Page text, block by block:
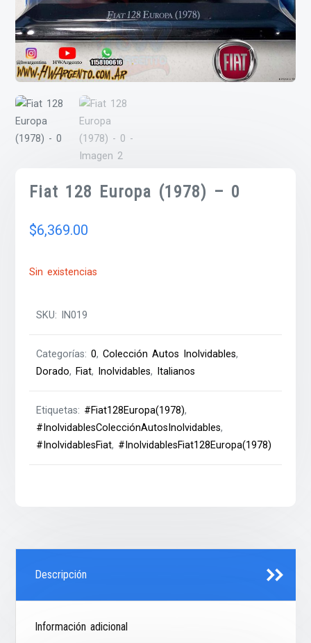
Fiat 128 Europa (1978) – 0
$6,369.00
Sin existencias
SKU: IN019
Categorías:0,Colección Autos Inolvidables,
Dorado, Fiat, Inolvidables, Italianos
Etiquetas: #Fiat128Europa(1978),
#InolvidablesColecciónAutosInolvidables,
#InolvidablesFiat, #InolvidablesFiat128Europa(1978)
Descripción
Información adicional